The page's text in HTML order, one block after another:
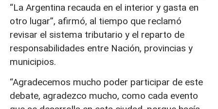
“La Argentina recauda en el interior y gasta en
otro lugar”, afirmó, al tiempo que reclamó
revisar el sistema tributario y el reparto de
responsabilidades entre Nación, provincias y
municipios.
“Agradecemos mucho poder participar de este
debate, agradezco mucho, como cada evento